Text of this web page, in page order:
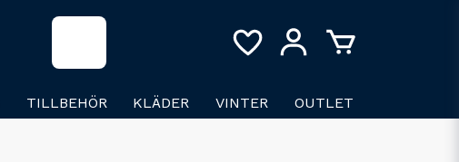
TILLBEHÖR KLÄDER VINTER OUTLET